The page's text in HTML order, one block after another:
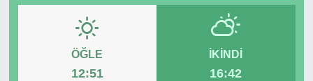
ÖĞLE
12:51
İKINDI
16:42